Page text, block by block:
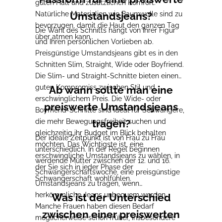
guten Halt und zusätzlichen Komfort.
Natürliche Materialien wie Baumwolle sind zu
bevorzugen, damit die Haut den ganzen Tag
über atmen kann.
Umstandsjeans?
Die Wahl des Schnitts hängt von Ihrer Figur
und Ihren persönlichen Vorlieben ab.
Preisgünstige Umstandsjeans gibt es in den
Schnitten Slim, Straight, Wide oder Boyfriend.
Die Slim- und Straight-Schnitte bieten einen
guten Kompromiss zwischen Stil und
erschwinglichem Preis. Die Wide- oder
Boyfriend-Schnitte sind ideal für Schwangere,
die mehr Bewegungsfreiheit suchen und
gleichzeitig ihr Budget im Blick behalten
möchten. Das Wichtigste ist, eine
erschwingliche Umstandsjeans zu wählen, in
der Sie sich in jeder Phase der
Schwangerschaft wohlfühlen.
Ab wann sollte man eine
preiswerte Umstandsjeans
tragen?
Der ideale Zeitpunkt ist von Frau zu Frau
unterschiedlich. In der Regel beginnen
werdende Mütter zwischen der 12. und 16.
Schwangerschaftswoche, eine preisgünstige
Umstandsjeans zu tragen, wenn
herkömmliche Jeans unbequem werden.
Manche Frauen haben diesen Bedarf
möglicherweise schon früher, insbesondere
Was ist der Unterschied
zwischen einer preiswerten